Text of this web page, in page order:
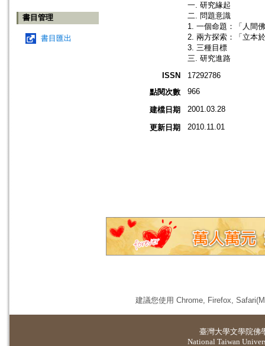
書目管理
書目匯出
一. 研究緣起
二. 問題意識
1. 一個命題：「人間
2. 兩方探索：「立本
3. 三種目標
三. 研究進路
ISSN
17292786
點閱次數
966
建檔日期 2001.03.28
更新日期 2010.11.01
建議您使用 Chrome, Firefox,
臺灣大學文學院佛
National Taiwan